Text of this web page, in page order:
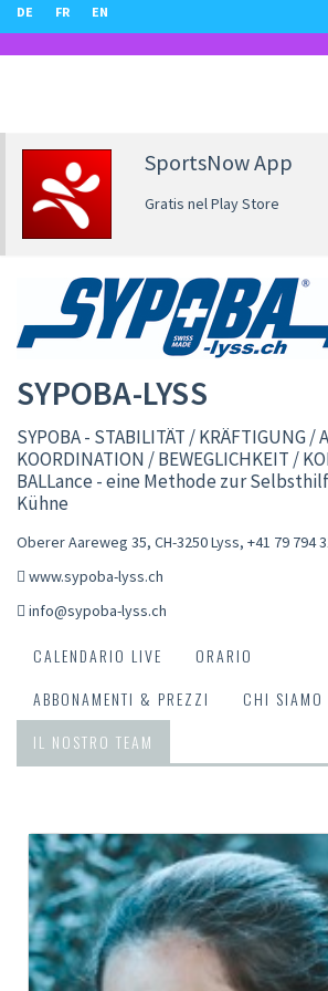
DE FR EN
SportsNow App
Gratis nel Play Store
SYPOBA-LYSS
SYPOBA - STABILITÄT / KRÄFTIGUNG /
KOORDINATION / BEWEGLICHKEIT /
BALLance - eine Methode zur
Kühne
Oberer Aareweg 35, CH-3250 Lyss, +41 79 794
www.sypoba-lyss.ch
info@sypoba-lyss.ch
CALENDARIO LIVE
ORARIO
ABBONAMENTI & PREZZI
CHI SIAMO
IL NOSTRO TEAM